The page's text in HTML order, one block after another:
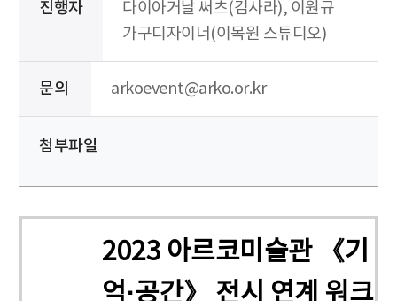
진행자
다이아거날 써츠(김사라), 이원규
가구디자이너(이목원 스튜디오)
문의 arkoevent@arko.or.kr
첨부파일
2023 아르코미술관 《기
억·공간》 전시 연계 워크